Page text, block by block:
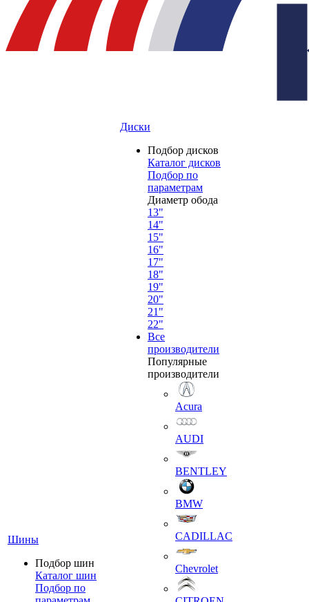
Шины
Подбор шин
Каталог шин
Подбор по
Диски
Подбор дисков
Каталог дисков
Подбор по
параметрам
Диаметр обода
13"
14"
15"
16"
17"
18"
19"
20"
21"
22"
Все
производители
Популярные
производители
Acura
AUDI
BENTLEY
BMW
CADILLAC
Chevrolet